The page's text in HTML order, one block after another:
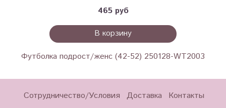
465 руб
В корзину
Футболка подрост/женс (42-52) 250128-WT2003
Сотрудничество/Условия Доставка
Контакты